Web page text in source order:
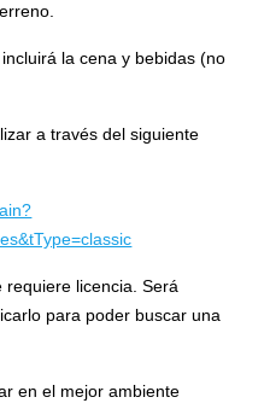
la cena y bebidas (no
a través del siguiente
requiere licencia. Será
para poder buscar una
en el mejor ambiente